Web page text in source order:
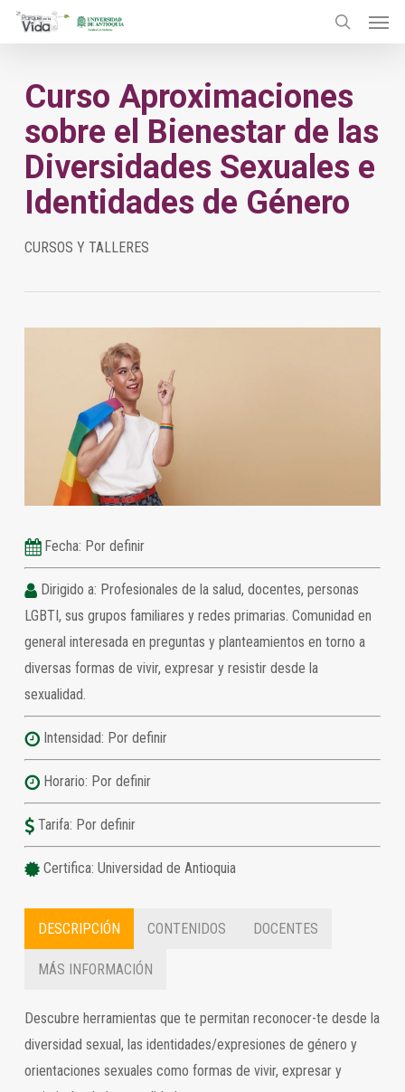
Skip
content
search
Curso Aproximaciones
sobre el Bienestar de las
Diversidades Sexuales e
Identidades de Género
CURSOS Y TALLERES
Fecha: Por definir
Dirigido a: Profesionales de la salud, docentes, personas
LGBTI, sus grupos familiares y redes primarias. Comunidad en
general interesada en preguntas y planteamientos en torno a
diversas formas de vivir, expresar y resistir desde la
sexualidad.
Intensidad: Por definir
Horario: Por definir
Tarifa: Por definir
Certifica: Universidad de Antioquia
DESCRIPCIÓN CONTENIDOS DOCENTES
MÁS INFORMACIÓN
Descubre herramientas que te permitan reconocer-te desde la
diversidad sexual, las identidades/expresiones de género y
orientaciones sexuales como formas de vivir, expresar y